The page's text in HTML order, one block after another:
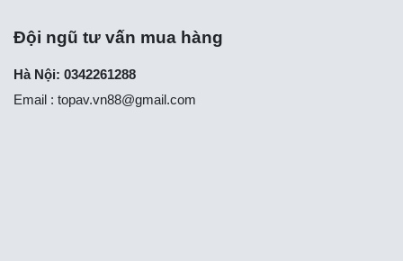
Đội ngũ tư vấn mua hàng
Hà Nội: 0342261288
Email : topav.vn88@gmail.com